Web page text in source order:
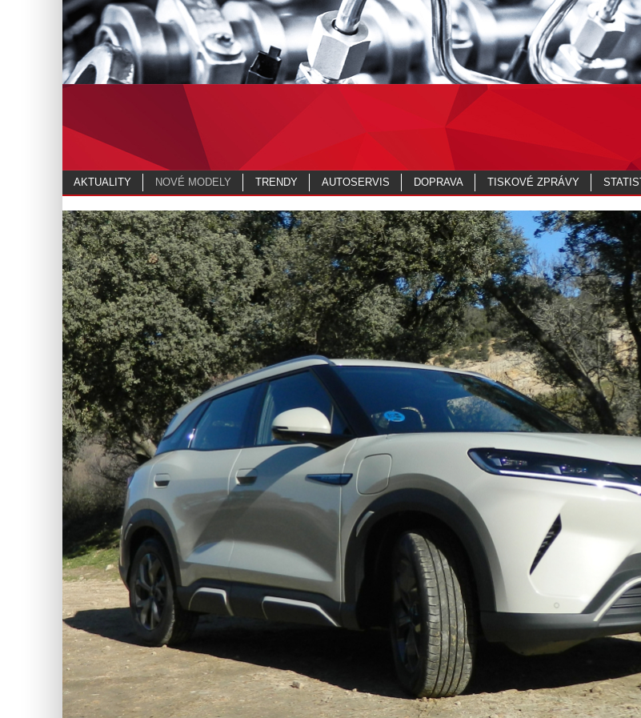
AKTUALITY NOVÉ MODELY TRENDY AUTOSERVIS DOPRAVA TISKOVÉ ZPRÁVY